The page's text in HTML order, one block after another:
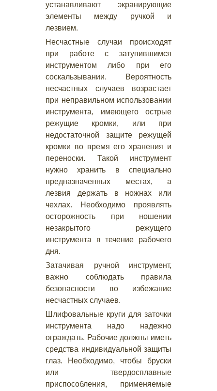
устанавливают экранирующие
элементы между ручкой и
лезвием.
Несчастные случаи происходят
при работе с затупившимся
инструментом либо при его
соскальзывании. Вероятность
несчастных случаев возрастает
при неправильном использовании
инструмента, имеющего острые
режущие кромки, или при
недостаточной защите режущей
кромки во время его хранения и
переноски. Такой инструмент
нужно хранить в специально
предназначенных местах, а
лезвия держать в ножнах или
чехлах. Необходимо проявлять
осторожность при ношении
незакрытого режущего
инструмента в течение рабочего
дня.
Затачивая ручной инструмент,
важно соблюдать правила
безопасности во избежание
несчастных случаев.
Шлифовальные круги для заточки
инструмента надо надежно
ограждать. Рабочие должны иметь
средства индивидуальной защиты
глаз. Необходимо, чтобы бруски
или твердосплавные
приспособления, применяемые